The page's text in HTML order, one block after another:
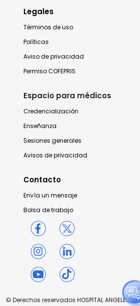
Legales
Términos de uso
Políticas
Aviso de privacidad
Permiso COFEPRIS
Espacio para médicos
Credencialización
Enseñanza
Sesiones generales
Avisos de privacidad
Contacto
Envía un mensaje
Bolsa de trabajo
© Derechos reservados HOSPITAL ANGELES